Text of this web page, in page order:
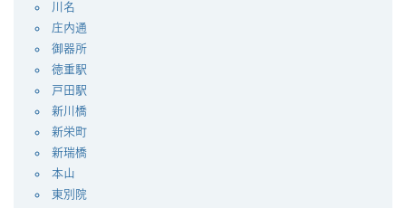
川名
庄内通
御器所
徳重駅
戸田駅
新川橋
新栄町
新瑞橋
本山
東別院